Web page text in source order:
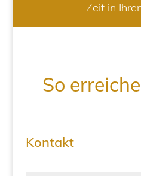
Zeit in
So
Kontakt